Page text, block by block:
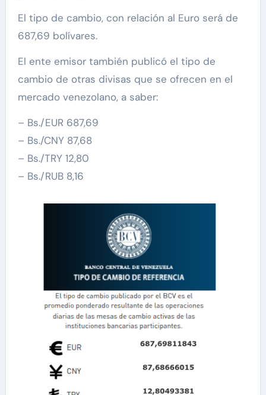
El tipo de cambio, con relación al Euro será de
687,69 bolívares.
El ente emisor también publicó el tipo de
cambio de otras divisas que se ofrecen en el
mercado venezolano, a saber:
– Bs./EUR 687,69
– Bs./CNY 87,68
– Bs./TRY 12,80
– Bs./RUB 8,16